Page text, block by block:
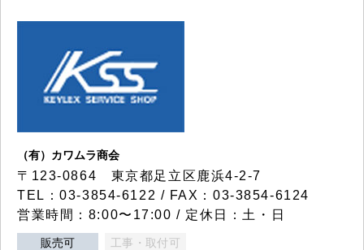
（有）カワムラ商会
〒123-0864 東京都足立区鹿浜4-2-7
TEL：03-3854-6122 / FAX：03-3854-6124
営業時間：8:00〜17:00 / 定休日：土・日
販売可 工事・取付可